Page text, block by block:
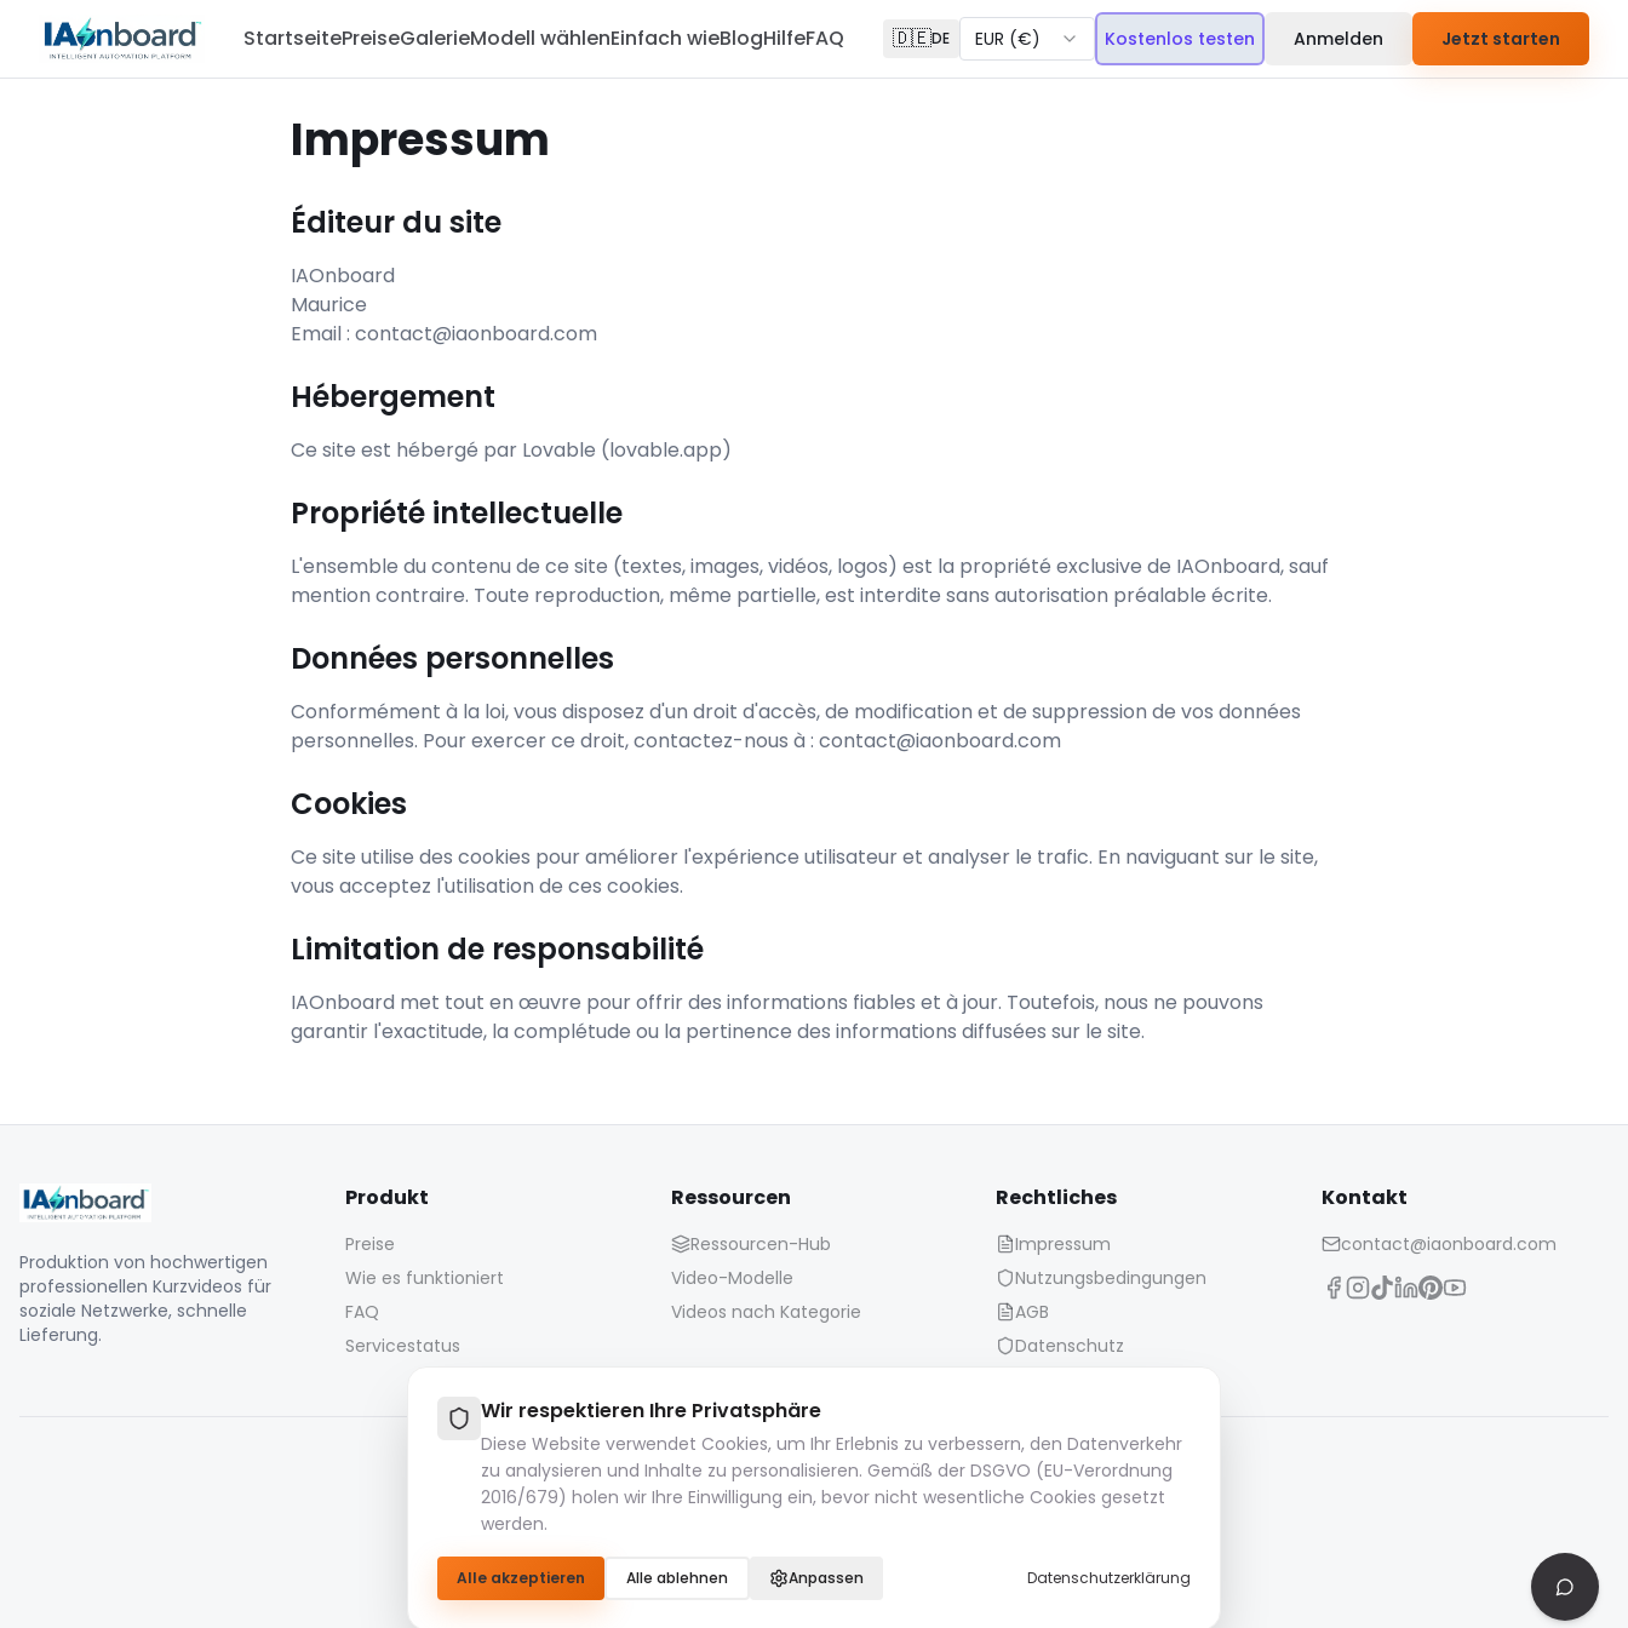
Wir respektieren Ihre Privatsphäre
Diese Website verwendet Cookies, um Ihr Erlebnis zu verbessern, den Datenverkehr
zu analysieren und Inhalte zu personalisieren. Gemäß der DSGVO (EU-Verordnung
2016/679) holen wir Ihre Einwilligung ein, bevor nicht wesentliche Cookies gesetzt
werden.
Alle akzeptieren Alle ablehnen Anpassen Datenschutzerklärung
StartseitePreiseGalerieModell wählenEinfach wieBlogHilfeFAQ 🇩🇪DE EUR (€) Kostenlos testen Anmelden Jetzt starten
Impressum
Éditeur du site
IAOnboard
Maurice
Email : contact@iaonboard.com
Hébergement
Ce site est hébergé par Lovable (lovable.app)
Propriété intellectuelle
L'ensemble du contenu de ce site (textes, images, vidéos, logos) est la propriété exclusive de IAOnboard, sauf
mention contraire. Toute reproduction, même partielle, est interdite sans autorisation préalable écrite.
Données personnelles
Conformément à la loi, vous disposez d'un droit d'accès, de modification et de suppression de vos données
personnelles. Pour exercer ce droit, contactez-nous à : contact@iaonboard.com
Cookies
Ce site utilise des cookies pour améliorer l'expérience utilisateur et analyser le trafic. En naviguant sur le site,
vous acceptez l'utilisation de ces cookies.
Limitation de responsabilité
IAOnboard met tout en œuvre pour offrir des informations fiables et à jour. Toutefois, nous ne pouvons
garantir l'exactitude, la complétude ou la pertinence des informations diffusées sur le site.
Produktion von hochwertigen
professionellen Kurzvideos für
soziale Netzwerke, schnelle
Lieferung.
Produkt
Preise
Wie es funktioniert
FAQ
Servicestatus
Ressourcen
Ressourcen-Hub
Video-Modelle
Videos nach Kategorie
Rechtliches
Impressum
Nutzungsbedingungen
AGB
Datenschutz
Kontakt
contact@iaonboard.com
Aufbewahrungsrichtlinie:
Mediendateien (Bilder, Videos, Audiodateien usw.) werden 14 Tage lang aufbewahrt.
Bitte laden Sie Ihre wichtigen Dateien herunter und speichern Sie sie.
© 2026 IAOnboard. Alle Rechte vorbehalten.